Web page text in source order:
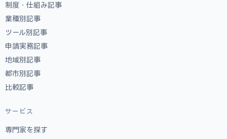
制度・仕組み記事
業種別記事
ツール別記事
申請実務記事
地域別記事
都市別記事
比較記事
サービス
専門家を探す